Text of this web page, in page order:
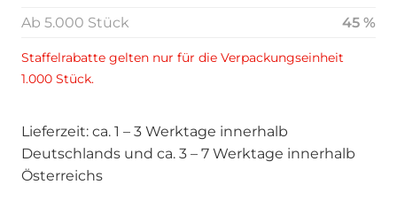
Ab 5.000 Stück
45 %
Staffelrabatte gelten nur für die Verpackungseinheit
1.000 Stück.
Lieferzeit: ca. 1 – 3 Werktage innerhalb
Deutschlands und ca. 3 – 7 Werktage innerhalb
Österreichs